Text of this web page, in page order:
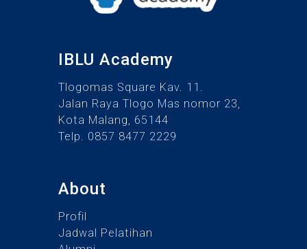
IBLU Academy
Tlogomas Square Kav. 11.
Jalan Raya Tlogo Mas nomor 23,
Kota Malang, 65144
Telp. 0857 8477 2229
About
Profil
Jadwal Pelatihan